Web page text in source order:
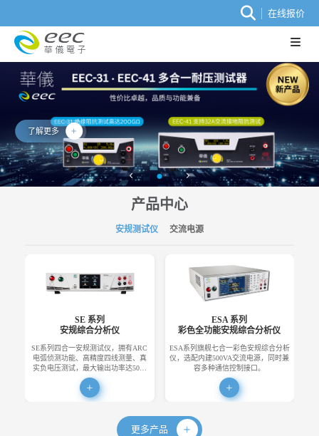
在线报价
了解更多
产品中心
安规测试仪 交流电源
SE 系列
安规综合分析仪
SE系列四合一安规测试仪，拥有ARC
电弧侦测功能、高精度四线测量、真
实负电压测试，最大输出功率达50…
ESA 系列
彩色全功能安规综合分析仪
ESA系列旗舰七合一彩色安规综合分析
仪，选配内建500VA交流电源，同时兼
容多种通信控制接口。
更多产品